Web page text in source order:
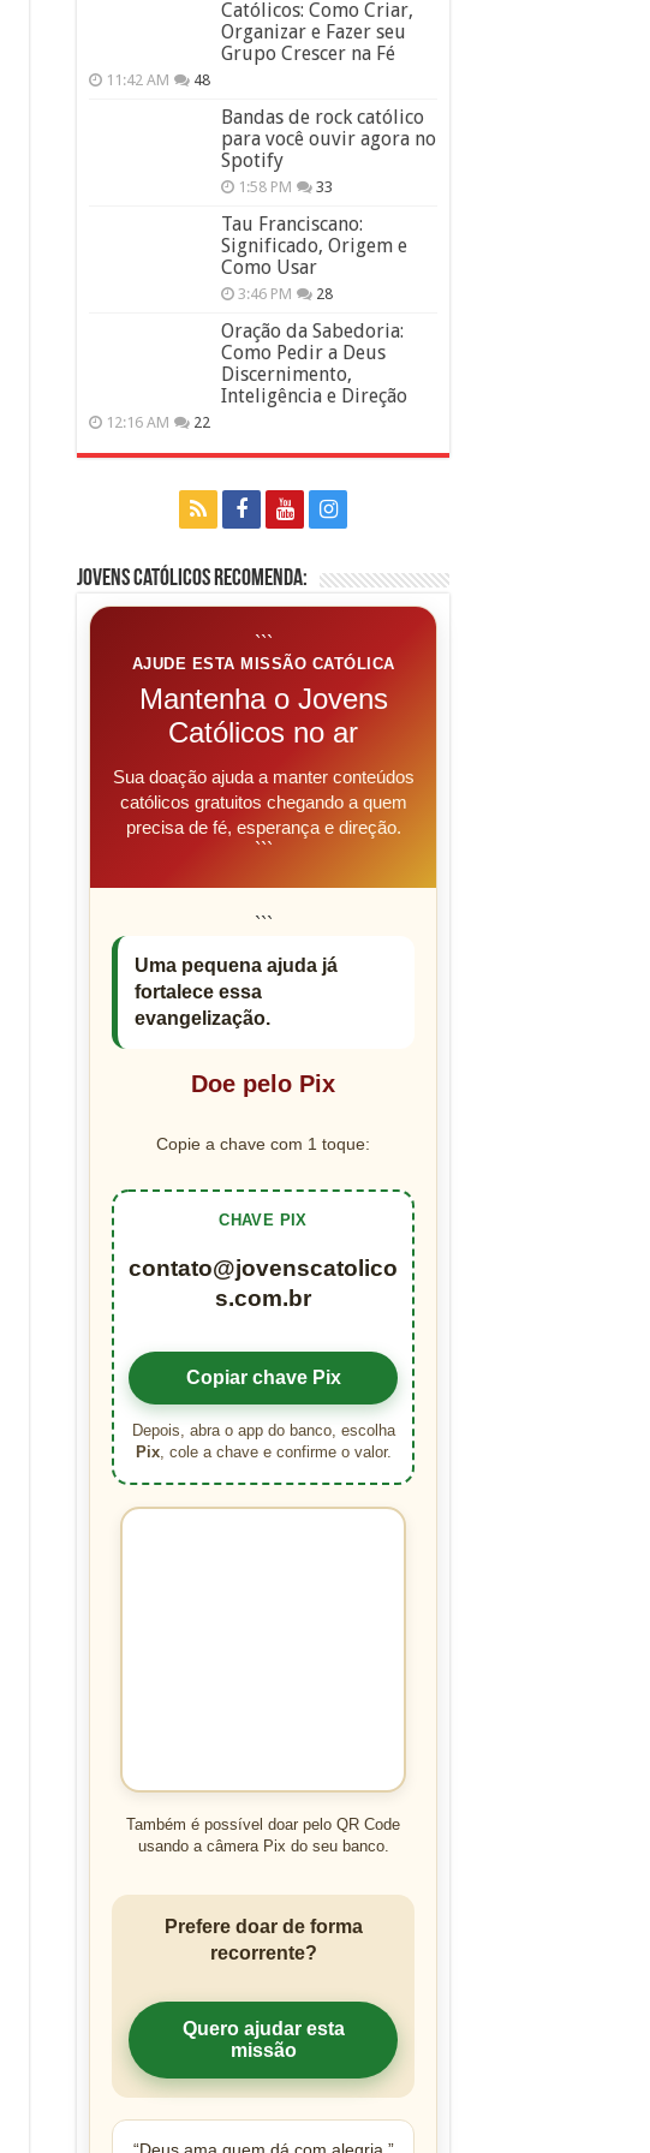
Católicos: Como Criar,
Organizar e Fazer seu
Grupo Crescer na Fé
11:42 AM 48
Bandas de rock católico
para você ouvir agora no
Spotify
1:58 PM 33
Tau Franciscano:
Significado, Origem e
Como Usar
3:46 PM 28
Oração da Sabedoria:
Como Pedir a Deus
Discernimento,
Inteligência e Direção
12:16 AM 22
Jovens Católicos Recomenda:
```
AJUDE ESTA MISSÃO CATÓLICA
Mantenha o Jovens
Católicos no ar
Sua doação ajuda a manter conteúdos
católicos gratuitos chegando a quem
precisa de fé, esperança e direção.
```
```
Uma pequena ajuda já
fortalece essa
evangelização.
Doe pelo Pix
Copie a chave com 1 toque:
CHAVE PIX
contato@jovenscatolico
s.com.br
Copiar chave Pix
Depois, abra o app do banco, escolha
Pix, cole a chave e confirme o valor.
Também é possível doar pelo QR Code
usando a câmera Pix do seu banco.
Prefere doar de forma
recorrente?
Quero ajudar esta
missão